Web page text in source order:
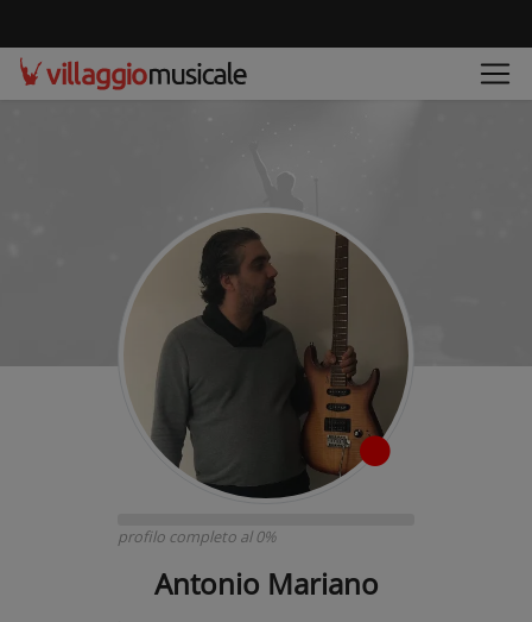
profilo completo al 0%
Antonio Mariano